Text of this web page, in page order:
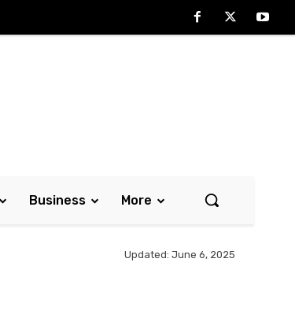
Business More
Updated: June 6, 2025